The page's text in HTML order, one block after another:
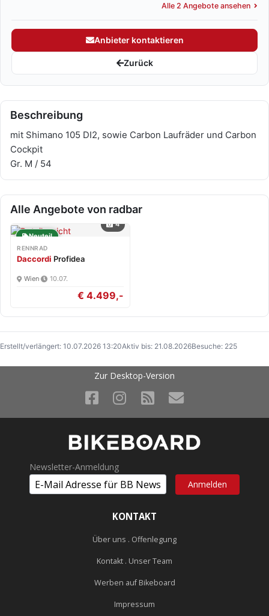
Alle 2 Angebote ansehen
Anbieter kontaktieren
Zurück
Beschreibung
mit Shimano 105 DI2, sowie Carbon Laufräder und Carbon
Cockpit
Gr. M / 54
Alle Angebote von radbar
4
Neuteil
RENNRAD
Daccordi Profidea
Wien· 10.07.
€ 4.499,-
Erstellt/verlängert: 10.07.2026 13:20Aktiv bis: 21.08.2026Besuche: 225
Zur Desktop-Version
Newsletter-Anmeldung
KONTAKT
Über uns . Offenlegung
Kontakt . Unser Team
Werben auf Bikeboard
Impressum